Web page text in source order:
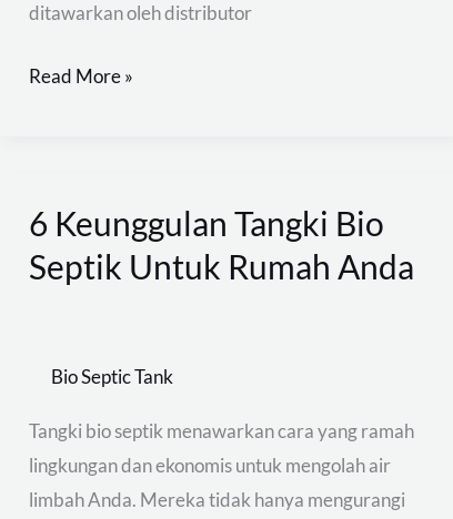
ditawarkan oleh distributor
Read More »
6 Keunggulan Tangki Bio
Septik Untuk Rumah Anda
Bio Septic Tank
Tangki bio septik menawarkan cara yang ramah
lingkungan dan ekonomis untuk mengolah air
limbah Anda. Mereka tidak hanya mengurangi
6
Keunggulan
Tangki
Untuk
Rumah
Anda